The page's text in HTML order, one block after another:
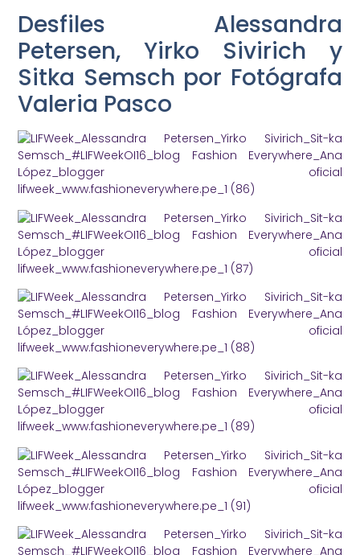
Desfiles Alessandra
Petersen, Yirko Sivirich y
Sitka Semsch por Fotógrafa
Valeria Pasco